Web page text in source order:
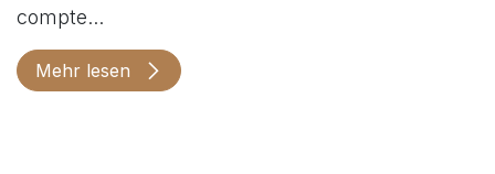
compte...
Mehr lesen